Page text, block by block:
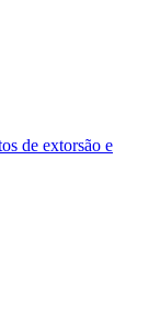
de extorsão e